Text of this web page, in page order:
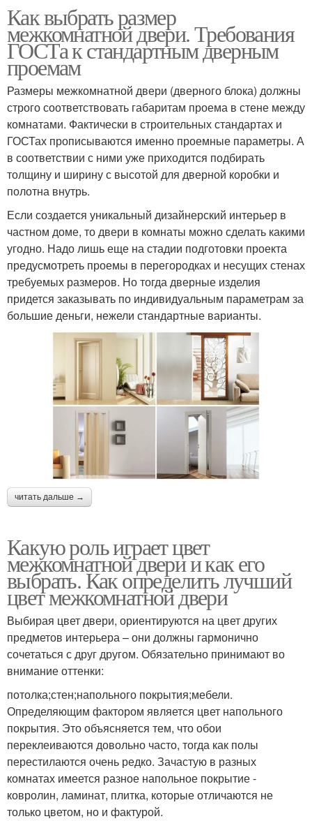
Как выбрать размер
межкомнатной двери. Требования
ГОСТа к стандартным дверным
проемам
Размеры межкомнатной двери (дверного блока) должны
строго соответствовать габаритам проема в стене между
комнатами. Фактически в строительных стандартах и
ГОСТах прописываются именно проемные параметры. А
в соответствии с ними уже приходится подбирать
толщину и ширину с высотой для дверной коробки и
полотна внутрь.
Если создается уникальный дизайнерский интерьер в
частном доме, то двери в комнаты можно сделать какими
угодно. Надо лишь еще на стадии подготовки проекта
предусмотреть проемы в перегородках и несущих стенах
требуемых размеров. Но тогда дверные изделия
придется заказывать по индивидуальным параметрам за
большие деньги, нежели стандартные варианты.
читать дальше →
Какую роль играет цвет
межкомнатной двери и как его
выбрать. Как определить лучший
цвет межкомнатной двери
Выбирая цвет двери, ориентируются на цвет других
предметов интерьера – они должны гармонично
сочетаться с друг другом. Обязательно принимают во
внимание оттенки:
потолка;стен;напольного покрытия;мебели.
Определяющим фактором является цвет напольного
покрытия. Это объясняется тем, что обои
переклеиваются довольно часто, тогда как полы
перестилаются очень редко. Зачастую в разных
комнатах имеется разное напольное покрытие -
ковролин, ламинат, плитка, которые отличаются не
только цветом, но и фактурой.